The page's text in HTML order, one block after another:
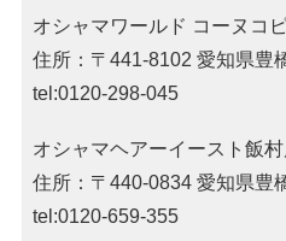
オシャマワールド コーヌコ
住所：〒441-8102 愛知県豊
tel:0120-298-045
オシャマヘアーイースト飯
住所：〒440-0834 愛知県豊
tel:0120-659-355